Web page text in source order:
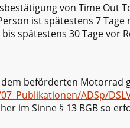
von Time Out
ist spätestens 7
spätestens 30 Tage vor
beförderten Motorrad
ADSp/
im Sinne § 13 BGB so